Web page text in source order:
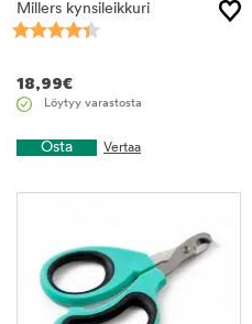
Millers kynsileikkuri
18,99€
Löytyy varastosta
Osta Vertaa